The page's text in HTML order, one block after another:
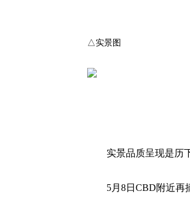
△实景图
实景品质呈现是历
5月8日CBD附近再